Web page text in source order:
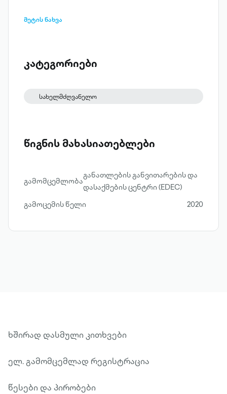
განხილულია კორპორაციული
საქართველოში მოხალისეობის მდიდარი
პროგრამების მართვა და მოხალისის
საკუთარი გამოცდილება, ცოდნა, უნარები
მეტის ნახვა
კატეგორიები
სახელმძღვანელო
წიგნის მახასიათებლები
გამომცემლობა
განათლების განვითარების და
დასაქმების ცენტრი (EDEC)
გამოცემის წელი
2020
ხშირად დასმული კითხვები
ელ. გამომცემლად რეგისტრაცია
წესები და პირობები